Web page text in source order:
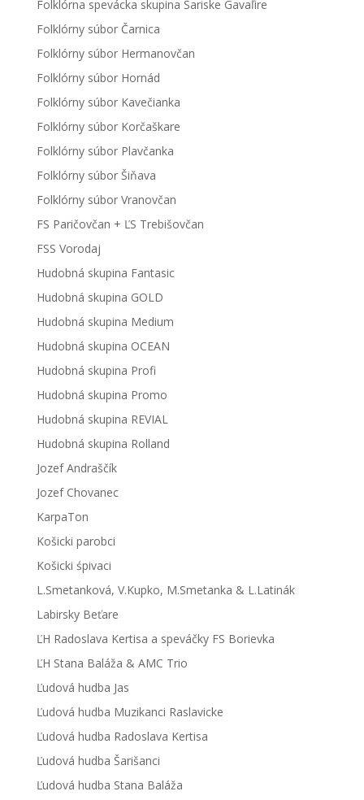
Folklórna spevácka skupina Šariske Gavaľire
Folklórny súbor Čarnica
Folklórny súbor Hermanovčan
Folklórny súbor Hornád
Folklórny súbor Kavečianka
Folklórny súbor Korčaškare
Folklórny súbor Plavčanka
Folklórny súbor Šiňava
Folklórny súbor Vranovčan
FS Paričovčan + ĽS Trebišovčan
FSS Vorodaj
Hudobná skupina Fantasic
Hudobná skupina GOLD
Hudobná skupina Medium
Hudobná skupina OCEAN
Hudobná skupina Profi
Hudobná skupina Promo
Hudobná skupina REVIAL
Hudobná skupina Rolland
Jozef Andraščík
Jozef Chovanec
KarpaTon
Košicki parobci
Košicki śpivaci
L.Smetanková, V.Kupko, M.Smetanka & L.Latinák
Labirsky Beťare
ĽH Radoslava Kertisa a speváčky FS Borievka
ĽH Stana Baláža & AMC Trio
Ľudová hudba Jas
Ľudová hudba Muzikanci Raslavicke
Ľudová hudba Radoslava Kertisa
Ľudová hudba Šarišanci
Ľudová hudba Stana Baláža